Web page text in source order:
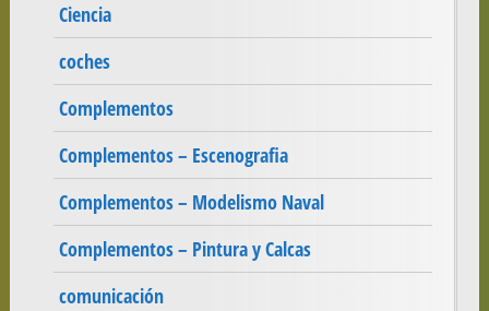
Ciencia
coches
Complementos
Complementos – Escenografia
Complementos – Modelismo Naval
Complementos – Pintura y Calcas
comunicación